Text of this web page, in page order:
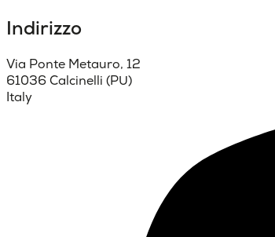
Indirizzo
Via Ponte Metauro, 12
61036 Calcinelli (PU)
Italy